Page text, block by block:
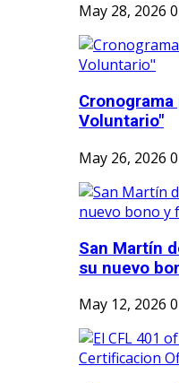
May 28, 2026 0
Voluntario"
May 26, 2026 0
San Martín
su nuevo
May 12, 2026 0